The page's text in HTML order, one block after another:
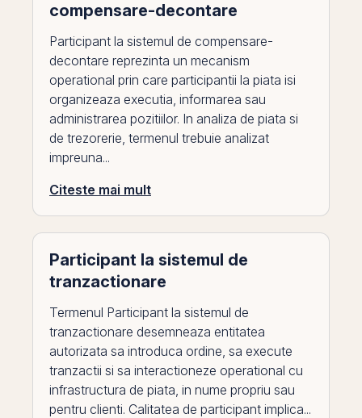
compensare-decontare
Participant la sistemul de compensare-
decontare reprezinta un mecanism
operational prin care participantii la piata isi
organizeaza executia, informarea sau
administrarea pozitiilor. In analiza de piata si
de trezorerie, termenul trebuie analizat
impreuna...
Citeste mai mult
Participant la sistemul de
tranzactionare
Termenul Participant la sistemul de
tranzactionare desemneaza entitatea
autorizata sa introduca ordine, sa execute
tranzactii si sa interactioneze operational cu
infrastructura de piata, in nume propriu sau
pentru clienti. Calitatea de participant implica...